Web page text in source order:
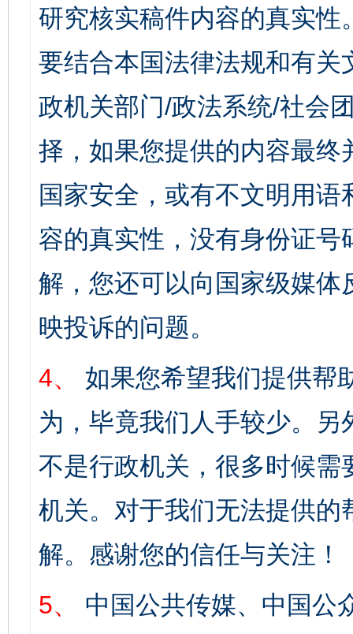
研究核实稿件内容的真实
要结合本国法律法规和有关
政机关部门/政法系统/社会
择，如果您提供的内容最
国家安全，或有不文明用
容的真实性，没有身份证
解，您还可以向国家级媒
映投诉的问题。
4、
如果您希望我们提供帮
为，毕竟我们人手较少。
不是行政机关，很多时候
机关。对于我们无法提供
解。感谢您的信任与关注！
5、
中国公共传媒、中国公